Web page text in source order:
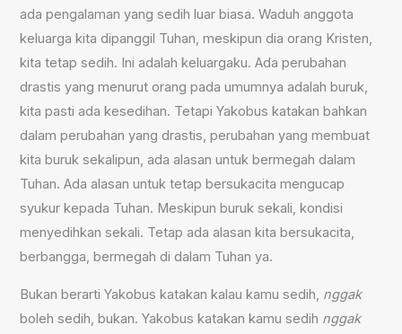
ada pengalaman yang sedih luar biasa. Waduh anggota
keluarga kita dipanggil Tuhan, meskipun dia orang Kristen,
kita tetap sedih. Ini adalah keluargaku. Ada perubahan
drastis yang menurut orang pada umumnya adalah buruk,
kita pasti ada kesedihan. Tetapi Yakobus katakan bahkan
dalam perubahan yang drastis, perubahan yang membuat
kita buruk sekalipun, ada alasan untuk bermegah dalam
Tuhan. Ada alasan untuk tetap bersukacita mengucap
syukur kepada Tuhan. Meskipun buruk sekali, kondisi
menyedihkan sekali. Tetap ada alasan kita bersukacita,
berbangga, bermegah di dalam Tuhan ya.
Bukan berarti Yakobus katakan kalau kamu sedih, nggak
boleh sedih, bukan. Yakobus katakan kamu sedih nggak